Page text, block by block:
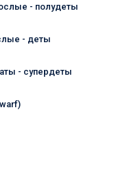
- полудеты
- деты
- супердеты